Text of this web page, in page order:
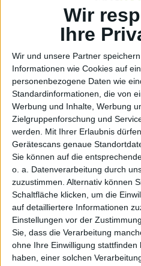
Wir
Ihre
Wir und unsere Partner
Informationen wie Cookies auf
personenbezogene Daten wie
Standardinformationen, die von
Werbung und Inhalte, Werbung
Zielgruppenforschung und
werden.
Mit Ihrer Erlaubnis
Gerätescans genaue
Sie können auf die
o. a. Datenverarbeitung durch
zuzustimmen. Alternativ können
Schaltfläche klicken, um die
auf detailliertere Informationen
Einstellungen vor der
Sie, dass die Verarbeitung
ohne Ihre Einwilligung
haben, einer solchen
Square Enix hat nun Chaos
App Store
veröffentlicht.
Das RollenspielChaos Rings
ursprünglich für dasiPhone
den Markt gekommen.
insgesamt 15 Ländern die
Charts. Einige Spieler
hervorragende Grafik
HD-Fassung auf dem iPad.
In Chaos Rings für iPad
sogenannten Arca
Zweier-Teams an, um nicht
Unsterblichkeit zu
Charaktere im Level
gibt es in Chaos Rings
Diese wiederum könnt Ihr in